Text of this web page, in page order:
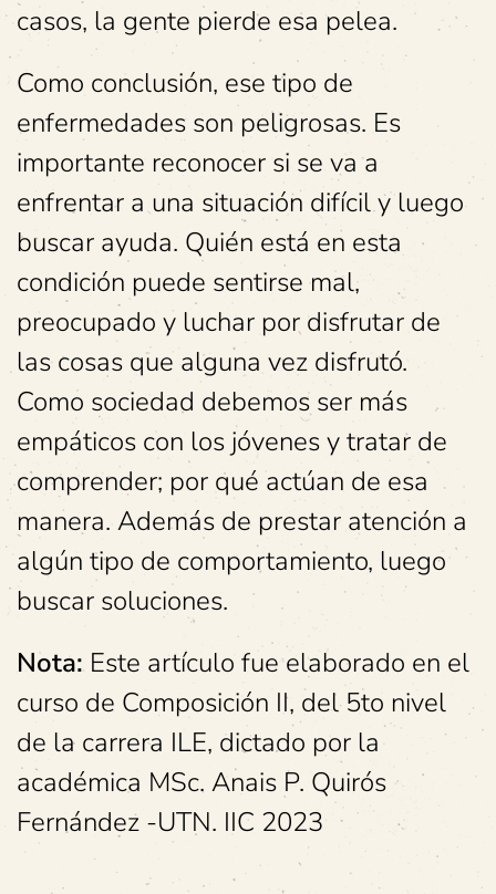
casos, la gente pierde esa pelea.
Como conclusión, ese tipo de
enfermedades son peligrosas. Es
importante reconocer si se va a
enfrentar a una situación difícil y luego
buscar ayuda. Quién está en esta
condición puede sentirse mal,
preocupado y luchar por disfrutar de
las cosas que alguna vez disfrutó.
Como sociedad debemos ser más
empáticos con los jóvenes y tratar de
comprender; por qué actúan de esa
manera. Además de prestar atención a
algún tipo de comportamiento, luego
buscar soluciones.
Nota: Este artículo fue elaborado en el
curso de Composición II, del 5to nivel
de la carrera ILE, dictado por la
académica MSc. Anais P. Quirós
Fernández -UTN. IIC 2023